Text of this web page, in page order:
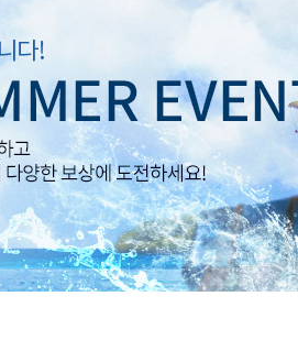
브 가디언즈
패스 오브
패스 오브
더비
서비스
내정보
보안센터
이벤트
업데이트
대회소식
플레이
클랜
모집